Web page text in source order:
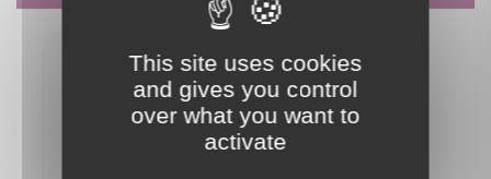
1 898 € / mois**
This site uses cookies
and gives you control
over what you want to
activate